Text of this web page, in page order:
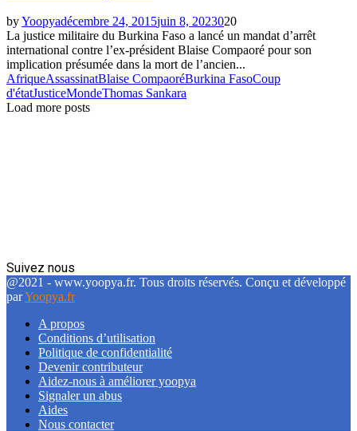
byYoopyadécembre 24, 2015juin 8, 2023020
La justice militaire du Burkina Faso a lancé un mandat d’arrêt
international contre l’ex-président Blaise Compaoré pour son
implication présumée dans la mort de l’ancien...
AfriqueAssassinatBlaise CompaoréBurkina FasoCoup
d'étatJusticeMondeThomas Sankara
Load more posts
Suivez nous
Facebook
Twitter
Linkedin
@2021 - www.yoopya.fr. Tous droits réservés. Conçu et développé
parYoopya.fr
A propos
Conditions d’utilisation
Politique de confidentialité
Devenir contributeur
Aidez-nous à améliorer yoopya
Signaler un abus
Aides
Nous contacter